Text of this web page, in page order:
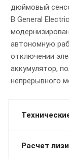
дюймовый
В General
автономную
отключении
аккумулятор,
непрерывного
Расчет